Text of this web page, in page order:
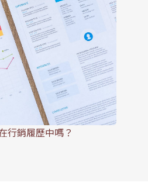
行銷履歷中嗎？